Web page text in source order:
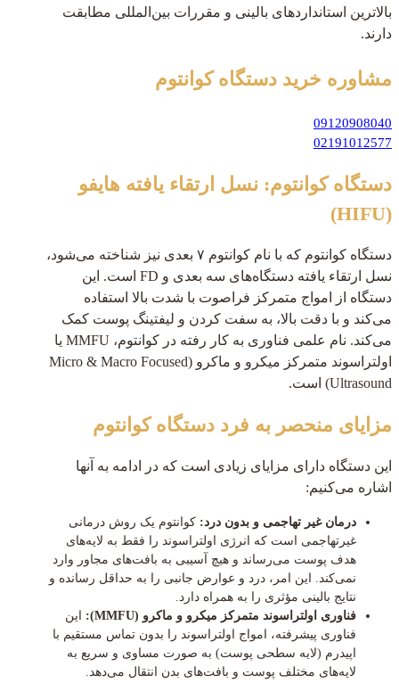
بالاترین استانداردهای بالینی و مقررات بین‌المللی مطابقت
دارند.
مشاوره خرید دستگاه کوانتوم
09120908040
02191012577
دستگاه کوانتوم: نسل ارتقاء یافته هایفو
(HIFU)
دستگاه کوانتوم که با نام کوانتوم ۷ بعدی نیز شناخته می‌شود،
نسل ارتقاء یافته دستگاه‌های سه بعدی و FD است. این
دستگاه از امواج متمرکز فراصوت با شدت بالا استفاده
می‌کند و با دقت بالا، به سفت کردن و لیفتینگ پوست کمک
می‌کند. نام علمی فناوری به کار رفته در کوانتوم، MMFU یا
اولتراسوند متمرکز میکرو و ماکرو (Micro & Macro Focused
Ultrasound) است.
مزایای منحصر به فرد دستگاه کوانتوم
این دستگاه دارای مزایای زیادی است که در ادامه به آنها
اشاره می‌کنیم:
درمان غیر تهاجمی و بدون درد: کوانتوم یک روش درمانی
غیرتهاجمی است که انرژی اولتراسوند را فقط به لایه‌های
هدف پوست می‌رساند و هیچ آسیبی به بافت‌های مجاور وارد
نمی‌کند. این امر، درد و عوارض جانبی را به حداقل رسانده و
نتایج بالینی مؤثری را به همراه دارد.
فناوری اولتراسوند متمرکز میکرو و ماکرو (MMFU):
این
فناوری پیشرفته، امواج اولتراسوند را بدون تماس مستقیم با
اپیدرم (لایه سطحی پوست) به صورت مساوی و سریع به
لایه‌های مختلف پوست و بافت‌های بدن انتقال می‌دهد.